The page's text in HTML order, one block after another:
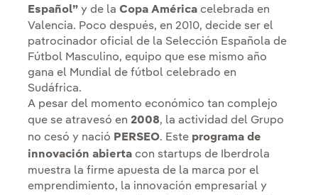
Español” y de la Copa América celebrada en
Valencia. Poco después, en 2010, decide ser el
patrocinador oficial de la Selección Española de
Fútbol Masculino, equipo que ese mismo año
gana el Mundial de fútbol celebrado en
Sudáfrica.
A pesar del momento económico tan complejo
que se atravesó en 2008, la actividad del Grupo
no cesó y nació PERSEO. Este programa de
innovación abierta con startups de Iberdrola
muestra la firme apuesta de la marca por el
emprendimiento, la innovación empresarial y